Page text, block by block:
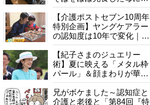
子が血の気が引いた理由
【介護ポストセブン10周年
特別企画】ヤングケアラー
の認知度は10年で変化｜流
行語大賞にノミネート、法
律にも明記されたが果たし
て現在は？
【紀子さまのジュエリー
術】夏に映える「メタル枠
パール」＆顔まわりが華や
ぐ「揺れる一粒」の使い分
け方
兄がボケました～認知症と
介護と老後と「第84回『特